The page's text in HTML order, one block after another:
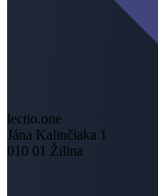
lectio.one
Jána Kalinčiaka 1
010 01 Žilina